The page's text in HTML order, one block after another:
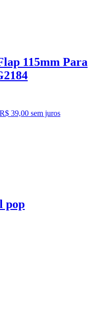
115mm Para
R$ 39,00 sem juros
pop